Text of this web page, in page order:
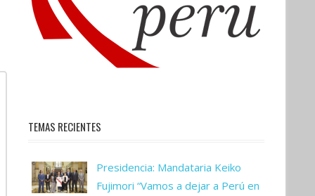
TEMAS RECIENTES
Presidencia: Mandataria Keiko
Fujimori “Vamos a dejar a Perú en